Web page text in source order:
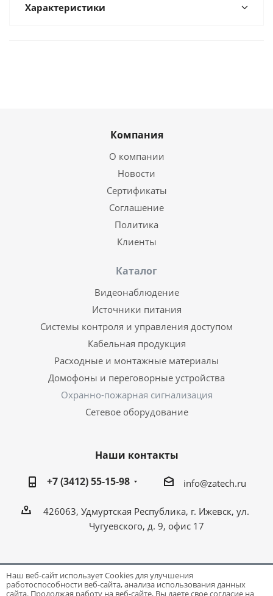
Характеристики
Компания
О компании
Новости
Сертификаты
Соглашение
Политика
Клиенты
Каталог
Видеонаблюдение
Источники питания
Системы контроля и управления доступом
Кабельная продукция
Расходные и монтажные материалы
Домофоны и переговорные устройства
Охранно-пожарная сигнализация
Сетевое оборудование
Наши контакты
+7 (3412) 55-15-98
info@zatech.ru
426063, Удмуртская Республика, г. Ижевск, ул.
Чугуевского, д. 9, офис 17
Разработка и поддержка сайта -Victory
Наш веб-сайт использует Cookies для улучшения
работоспособности веб-сайта, анализа использования данных
сайта. Продолжая работу на веб-сайте, Вы даете свое согласие на